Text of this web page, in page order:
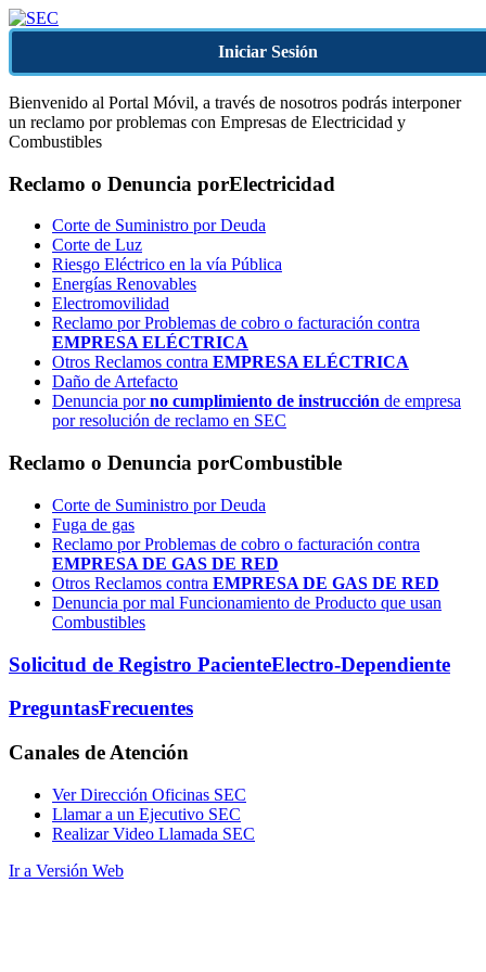
Iniciar Sesión
Bienvenido al Portal Móvil, a través de nosotros podrás interponer
un reclamo por problemas con Empresas de Electricidad y
Combustibles
Reclamo o Denuncia porElectricidad
Corte de Suministro por Deuda
Corte de Luz
Riesgo Eléctrico en la vía Pública
Energías Renovables
Electromovilidad
Reclamo por Problemas de cobro o facturación contra
EMPRESA ELÉCTRICA
Otros Reclamos contra EMPRESA ELÉCTRICA
Daño de Artefacto
Denuncia porno cumplimiento de instrucción de empresa
por resolución de reclamo en SEC
Reclamo o Denuncia porCombustible
Corte de Suministro por Deuda
Fuga de gas
Reclamo por Problemas de cobro o facturación contra
EMPRESA DE GAS DE RED
Otros Reclamos contra EMPRESA DE GAS DE RED
Denuncia por mal Funcionamiento de Producto que usan
Combustibles
Solicitud de Registro PacienteElectro-Dependiente
PreguntasFrecuentes
Canales de Atención
Ver Dirección Oficinas SEC
Llamar a un Ejecutivo SEC
Realizar Video Llamada SEC
Ir a Versión Web